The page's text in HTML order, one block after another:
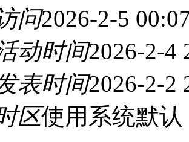
问2026-2-5
动时间2026-2-4
表时间2026-2-2
区使用系统默认